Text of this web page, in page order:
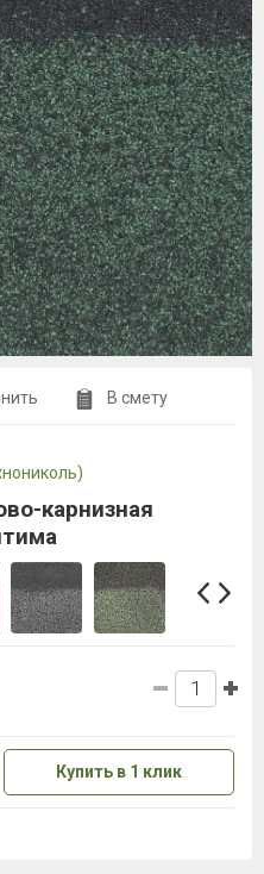
В смету
карнизная
Купить в 1 клик